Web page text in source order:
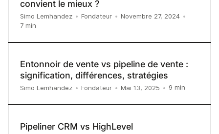
convient le mieux ?
Simo Lemhandez • Fondateur • Novembre 27, 2024 •
7 min
Entonnoir de vente vs pipeline de vente :
signification, différences, stratégies
Simo Lemhandez • Fondateur • Mai 13, 2025 • 9 min
Pipeliner CRM vs HighLevel